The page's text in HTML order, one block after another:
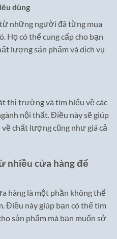
dùng
những người đã từng mua
Họ có thể cung cấp cho bạn
lượng sản phẩm và dịch vụ
thị trường và tìm hiểu về các
nội thất. Điều này sẽ giúp
chất lượng cũng như giá cả
nhiều cửa hàng để
hàng là một phần không thể
Điều này giúp bạn có thể tìm
sản phẩm mà bạn muốn sở